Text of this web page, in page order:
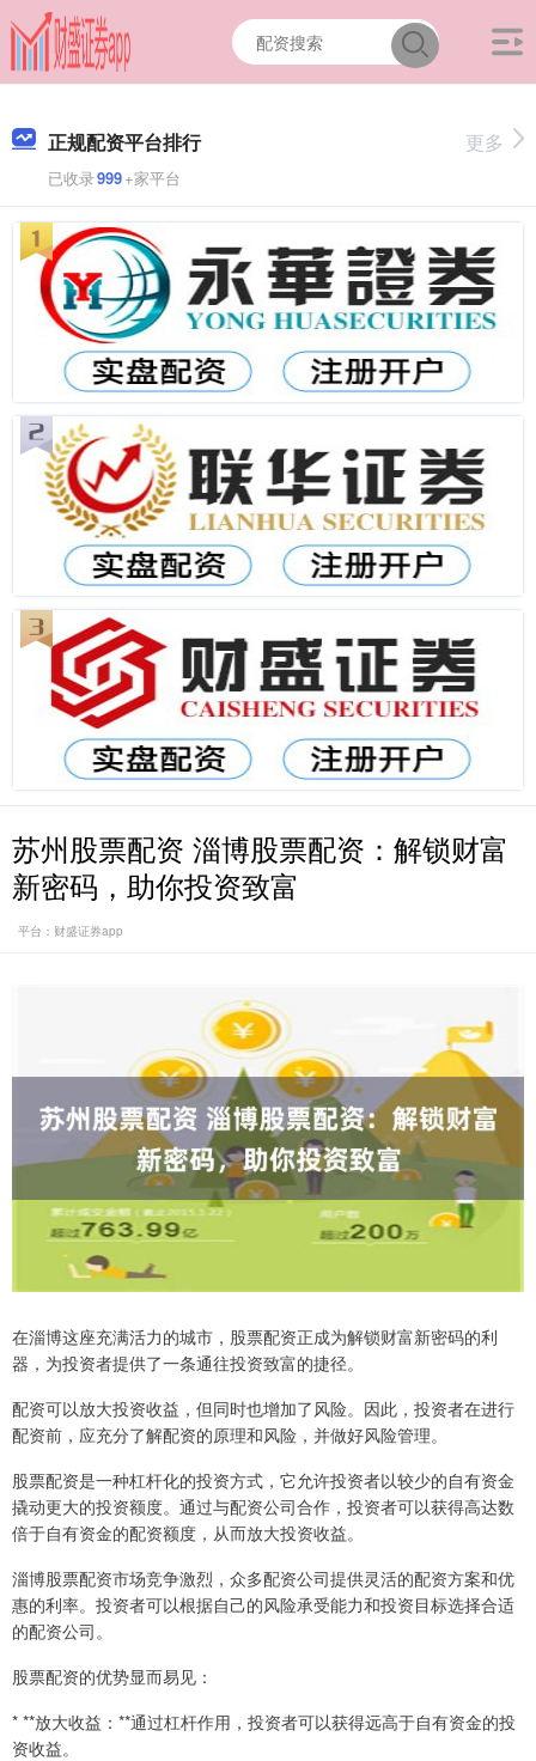
正规配资平台排行
已收录999+家平台
更多
苏州股票配资 淄博股票配资：解锁财富
新密码，助你投资致富
平台：财盛证券app
在淄博这座充满活力的城市，股票配资正成为解锁财富新密码的利
器，为投资者提供了一条通往投资致富的捷径。
配资可以放大投资收益，但同时也增加了风险。因此，投资者在进行
配资前，应充分了解配资的原理和风险，并做好风险管理。
股票配资是一种杠杆化的投资方式，它允许投资者以较少的自有资金
撬动更大的投资额度。通过与配资公司合作，投资者可以获得高达数
倍于自有资金的配资额度，从而放大投资收益。
淄博股票配资市场竞争激烈，众多配资公司提供灵活的配资方案和优
惠的利率。投资者可以根据自己的风险承受能力和投资目标选择合适
的配资公司。
股票配资的优势显而易见：
* **放大收益：**通过杠杆作用，投资者可以获得远高于自有资金的投
资收益。